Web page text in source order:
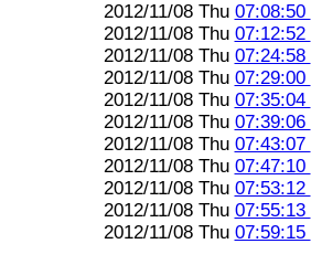
2012/11/08 Thu 07:08:50
2012/11/08 Thu 07:12:52
2012/11/08 Thu 07:24:58
2012/11/08 Thu 07:29:00
2012/11/08 Thu 07:35:04
2012/11/08 Thu 07:39:06
2012/11/08 Thu 07:43:07
2012/11/08 Thu 07:47:10
2012/11/08 Thu 07:53:12
2012/11/08 Thu 07:55:13
2012/11/08 Thu 07:59:15